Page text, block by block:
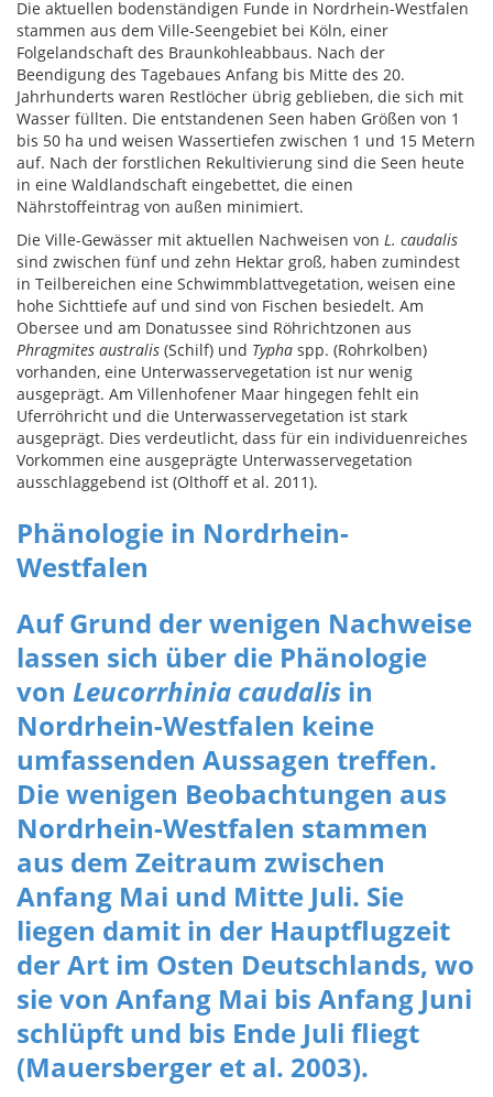
Die aktuellen bodenständigen Funde in Nordrhein-Westfalen
stammen aus dem Ville-Seengebiet bei Köln, einer
Folgelandschaft des Braunkohleabbaus. Nach der
Beendigung des Tagebaues Anfang bis Mitte des 20.
Jahrhunderts waren Restlöcher übrig geblieben, die sich mit
Wasser füllten. Die entstandenen Seen haben Größen von 1
bis 50 ha und weisen Wassertiefen zwischen 1 und 15 Metern
auf. Nach der forstlichen Rekultivierung sind die Seen heute
in eine Waldlandschaft eingebettet, die einen
Nährstoffeintrag von außen minimiert.
Die Ville-Gewässer mit aktuellen Nachweisen von L. caudalis
sind zwischen fünf und zehn Hektar groß, haben zumindest
in Teilbereichen eine Schwimmblattvegetation, weisen eine
hohe Sichttiefe auf und sind von Fischen besiedelt. Am
Obersee und am Donatussee sind Röhrichtzonen aus
Phragmites australis (Schilf) und Typha spp. (Rohrkolben)
vorhanden, eine Unterwasservegetation ist nur wenig
ausgeprägt. Am Villenhofener Maar hingegen fehlt ein
Uferröhricht und die Unterwasservegetation ist stark
ausgeprägt. Dies verdeutlicht, dass für ein individuenreiches
Vorkommen eine ausgeprägte Unterwasservegetation
ausschlaggebend ist (Olthoff et al. 2011).
Phänologie in Nordrhein-
Westfalen
Auf Grund der wenigen Nachweise
lassen sich über die Phänologie
von Leucorrhinia caudalis in
Nordrhein-Westfalen keine
umfassenden Aussagen treffen.
Die wenigen Beobachtungen aus
Nordrhein-Westfalen stammen
aus dem Zeitraum zwischen
Anfang Mai und Mitte Juli. Sie
liegen damit in der Hauptflugzeit
der Art im Osten Deutschlands, wo
sie von Anfang Mai bis Anfang Juni
schlüpft und bis Ende Juli fliegt
(Mauersberger et al. 2003).